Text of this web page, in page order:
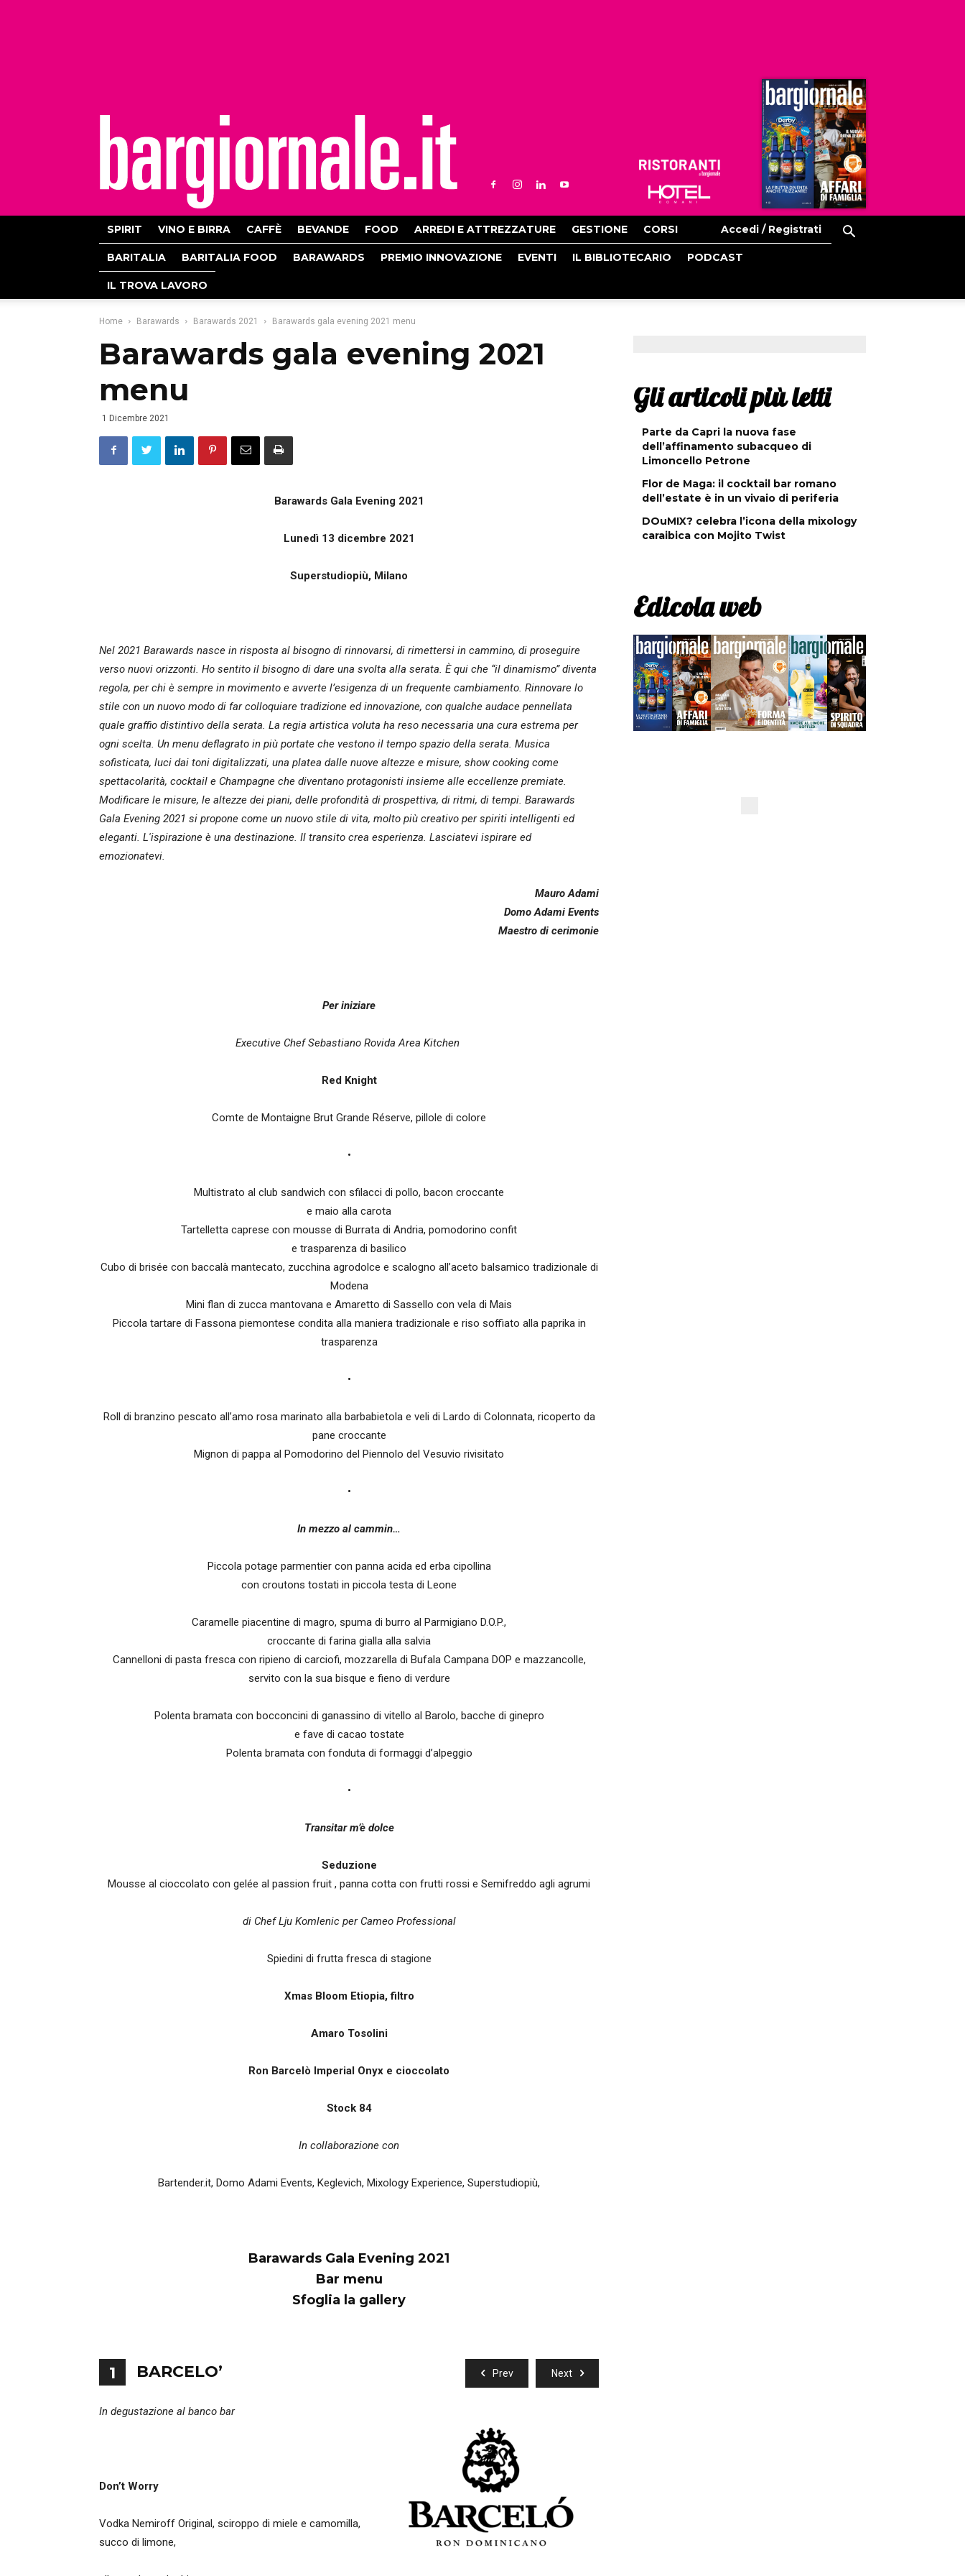
Ristoranti
Hoteldomani
SPIRIT VINO E BIRRA CAFFÈ BEVANDE FOOD ARREDI E ATTREZZATURE GESTIONE CORSI Accedi / Registrati
BARITALIA BARITALIA FOOD BARAWARDS PREMIO INNOVAZIONE EVENTI IL BIBLIOTECARIO PODCAST
IL TROVA LAVORO
Home Barawards Barawards 2021 Barawards gala evening 2021 menu
Barawards gala evening 2021
menu
1 Dicembre 2021
Barawards Gala Evening 2021
Lunedì 13 dicembre 2021
Superstudiopiù, Milano
Nel 2021 Barawards nasce in risposta al bisogno di rinnovarsi, di rimettersi in cammino, di proseguire
verso nuovi orizzonti. Ho sentito il bisogno di dare una svolta alla serata. È qui che “il dinamismo” diventa
regola, per chi è sempre in movimento e avverte l’esigenza di un frequente cambiamento. Rinnovare lo
stile con un nuovo modo di far colloquiare tradizione ed innovazione, con qualche audace pennellata
quale graffio distintivo della serata. La regia artistica voluta ha reso necessaria una cura estrema per
ogni scelta. Un menu deflagrato in più portate che vestono il tempo spazio della serata. Musica
sofisticata, luci dai toni digitalizzati, una platea dalle nuove altezze e misure, show cooking come
spettacolarità, cocktail e Champagne che diventano protagonisti insieme alle eccellenze premiate.
Modificare le misure, le altezze dei piani, delle profondità di prospettiva, di ritmi, di tempi. Barawards
Gala Evening 2021 si propone come un nuovo stile di vita, molto più creativo per spiriti intelligenti ed
eleganti. L'ispirazione è una destinazione. Il transito crea esperienza. Lasciatevi ispirare ed
emozionatevi.
Mauro Adami
Domo Adami Events
Maestro di cerimonie
Per iniziare
Executive Chef Sebastiano Rovida Area Kitchen
Red Knight
Comte de Montaigne Brut Grande Réserve, pillole di colore
•
Multistrato al club sandwich con sfilacci di pollo, bacon croccante
e maio alla carota
Tartelletta caprese con mousse di Burrata di Andria, pomodorino confit
e trasparenza di basilico
Cubo di brisée con baccalà mantecato, zucchina agrodolce e scalogno all’aceto balsamico tradizionale di
Modena
Mini flan di zucca mantovana e Amaretto di Sassello con vela di Mais
Piccola tartare di Fassona piemontese condita alla maniera tradizionale e riso soffiato alla paprika in
trasparenza
•
Roll di branzino pescato all’amo rosa marinato alla barbabietola e veli di Lardo di Colonnata, ricoperto da
pane croccante
Mignon di pappa al Pomodorino del Piennolo del Vesuvio rivisitato
•
In mezzo al cammin…
Piccola potage parmentier con panna acida ed erba cipollina
con croutons tostati in piccola testa di Leone
Caramelle piacentine di magro, spuma di burro al Parmigiano D.O.P.,
croccante di farina gialla alla salvia
Cannelloni di pasta fresca con ripieno di carciofi, mozzarella di Bufala Campana DOP e mazzancolle,
servito con la sua bisque e fieno di verdure
Polenta bramata con bocconcini di ganassino di vitello al Barolo, bacche di ginepro
e fave di cacao tostate
Polenta bramata con fonduta di formaggi d’alpeggio
•
Transitar m’è dolce
Seduzione
Mousse al cioccolato con gelée al passion fruit , panna cotta con frutti rossi e Semifreddo agli agrumi
di ChefLju Komlenic per Cameo Professional
Spiedini di frutta fresca di stagione
Xmas Bloom Etiopia, filtro
Amaro Tosolini
Ron Barcelò Imperial Onyx e cioccolato
Stock 84
In collaborazione con
Bartender.it, Domo Adami Events, Keglevich, Mixology Experience, Superstudiopiù,
Barawards Gala Evening 2021
Bar menu
Sfoglia la gallery
Prev Next
1 BARCELO’
In degustazione al banco bar
Don’t Worry
Vodka Nemiroff Original, sciroppo di miele e camomilla,
succo di limone,
Gli articoli più letti
Parte da Capri la nuova fase
dell’affinamento subacqueo di
Limoncello Petrone
Flor de Maga: il cocktail bar romano
dell’estate è in un vivaio di periferia
DOuMIX? celebra l’icona della mixology
caraibica con Mojito Twist
Edicola web